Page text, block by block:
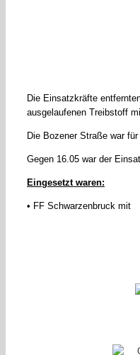
Die Einsatzkräfte
ausgelaufenen Treibstoff
Die Bozener Straße war
Gegen 16.05 war der
Eingesetzt waren:
• FF Schwarzenbruck mit